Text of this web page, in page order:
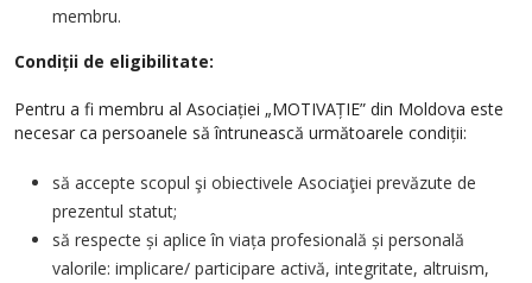
membru.
Condiții de eligibilitate:
Pentru a fi membru al Asociației „MOTIVAȚIE” din Moldova este
necesar ca persoanele să întrunească următoarele condiții:
să accepte scopul şi obiectivele Asociaţiei prevăzute de
prezentul statut;
să respecte și aplice în viața profesională și personală
valorile: implicare/ participare activă, integritate, altruism,